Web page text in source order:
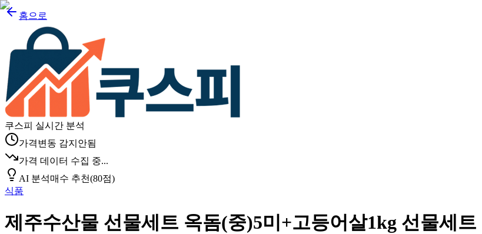
홈으로
쿠스피 실시간 분석
가격변동 감지안됨
가격 데이터 수집 중...
AI 분석매수 추천(80점)
식품
제주수산물 선물세트 옥돔(중)5미+고등어살1kg 선물세